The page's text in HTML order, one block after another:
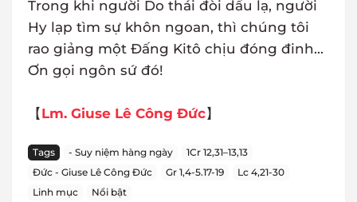
Trong khi người Do thái đòi dấu lạ, người
Hy lạp tìm sự khôn ngoan, thì chúng tôi
rao giảng một Đấng Kitô chịu đóng đinh...
Ơn gọi ngôn sứ đó!
【Lm. Giuse Lê Công Đức】
Tags - Suy niệm hàng ngày
1Cr 12,31–13,13
Đức - Giuse Lê Công Đức
Gr 1,4-5.17-19
Lc 4,21-30
Linh mục
Nổi bật